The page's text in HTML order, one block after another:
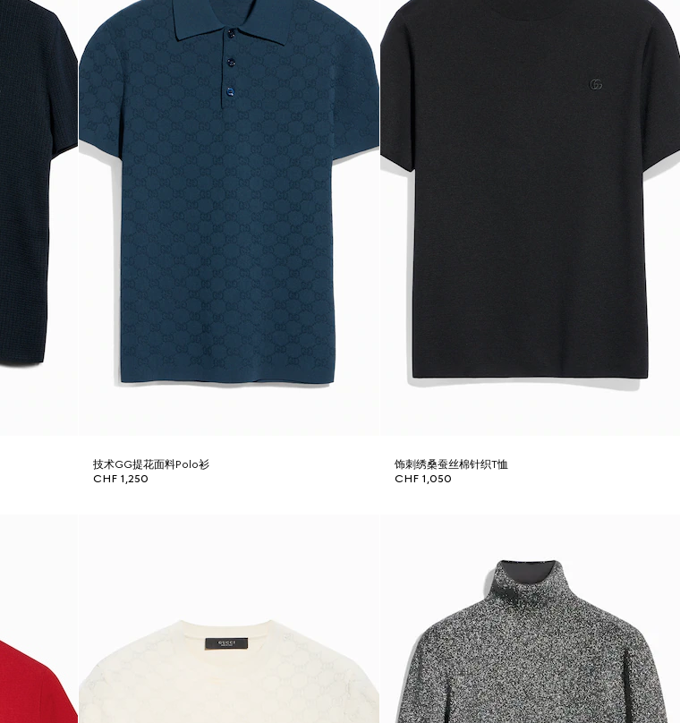
技术GG提花面料Polo衫
CHF 1,250
饰刺绣桑蚕丝棉针织T恤
CHF 1,050